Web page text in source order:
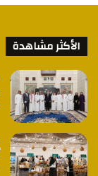
الأكثر مشاهدة